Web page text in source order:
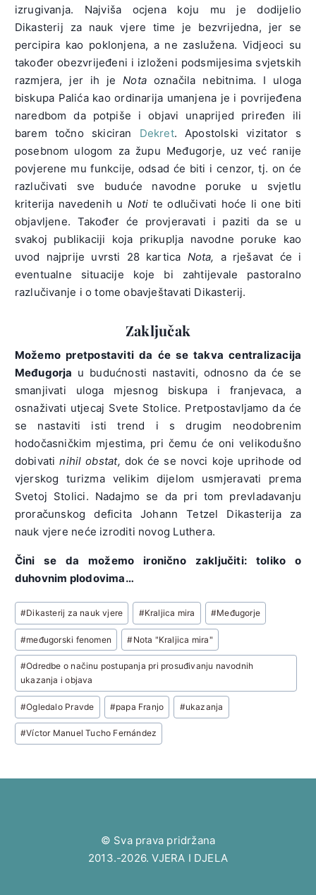
izrugivanja. Najviša ocjena koju mu je dodijelio
Dikasterij za nauk vjere time je bezvrijedna, jer se
percipira kao poklonjena, a ne zaslužena. Vidjeoci su
također obezvrijeđeni i izloženi podsmijesima svjetskih
razmjera, jer ih jeNota označila nebitnima. I uloga
biskupa Palića kao ordinarija umanjena je i povrijeđena
naredbom da potpiše i objavi unaprijed priređen ili
barem točno skiciran Dekret. Apostolski vizitator s
posebnom ulogom za župu Međugorje, uz već ranije
povjerene mu funkcije, odsad će biti i cenzor, tj. on će
razlučivati sve buduće navodne poruke u svjetlu
kriterija navedenih u Noti te odlučivati hoće li one biti
objavljene. Također će provjeravati i paziti da se u
svakoj publikaciji koja prikuplja navodne poruke kao
uvod najprije uvrsti 28 kartica Nota, a rješavat će i
eventualne situacije koje bi zahtijevale pastoralno
razlučivanje i o tome obavještavati Dikasterij.
Zaključak
Možemo pretpostaviti da će se takva centralizacija
Međugorja u budućnosti nastaviti, odnosno da će se
smanjivati uloga mjesnog biskupa i franjevaca, a
osnaživati utjecaj Svete Stolice. Pretpostavljamo da će
se nastaviti isti trend i s drugim neodobrenim
hodočasničkim mjestima, pri čemu će oni velikodušno
dobivatinihil obstat, dok će se novci koje uprihode od
vjerskog turizma velikim dijelom usmjeravati prema
Svetoj Stolici. Nadajmo se da pri tom prevladavanju
proračunskog deficita Johann Tetzel Dikasterija za
nauk vjere neće izroditi novog Luthera.
Čini se da možemo ironično zaključiti: toliko o
duhovnim plodovima…
Post
Tags:
#Dikasterij za nauk vjere #Kraljica mira #Međugorje
#međugorski fenomen #Nota "Kraljica mira"
#Odredbe o načinu postupanja pri prosuđivanju navodnih
ukazanja i objava
#Ogledalo Pravde #papa Franjo #ukazanja
#Víctor Manuel Tucho Fernández
© Sva prava pridržana
2013.-2026. VJERA I DJELA